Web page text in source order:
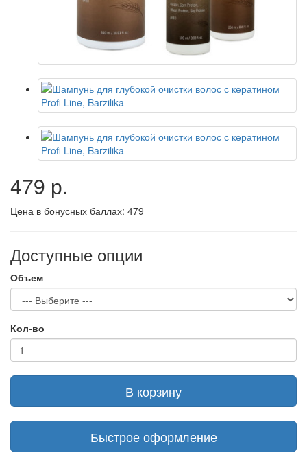
479 р.
Цена в бонусных баллах: 479
Доступные опции
Объем
Кол-во
В корзину
Быстрое оформление